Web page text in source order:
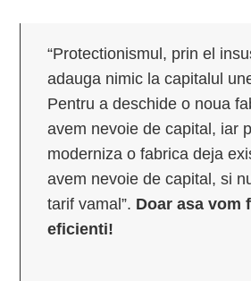
“Protectionismul, prin el
adauga nimic la capitalul
Pentru a deschide o noua
avem nevoie de capital, iar
moderniza o fabrica deja
avem nevoie de capital, si
tarif vamal”. Doar asa vom
eficienti!